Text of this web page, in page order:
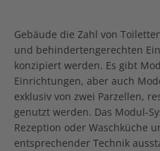
Gebäude die Zahl von
und behindertengerechten
konzipiert werden. Es gibt
Einrichtungen, aber auch
exklusiv von zwei Parzellen,
genutzt werden. Das Modul-
Rezeption oder Waschküche
entsprechender Technik